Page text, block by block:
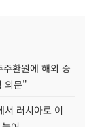
환원에 해외 증
의문"
러시아로 이